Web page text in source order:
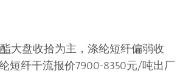
大盘收拾为主，涤纶短纤偏弱收
短纤干流报价7900-8350元/吨出厂